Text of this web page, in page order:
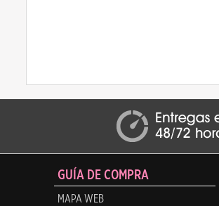
GUÍA DE COMPRA
MAPA WEB